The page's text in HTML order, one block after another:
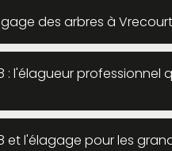
des arbres à
: l'élagueur
et l'élagage pour les